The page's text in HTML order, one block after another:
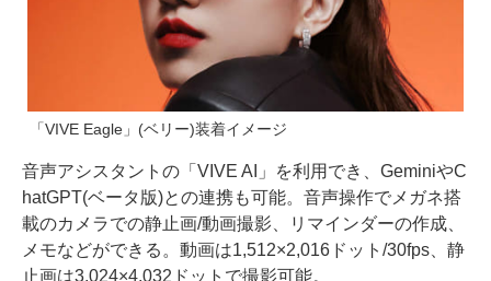
「VIVE Eagle」(ベリー)装着イメージ
音声アシスタントの「VIVE AI」を利用でき、GeminiやC
hatGPT(ベータ版)との連携も可能。音声操作でメガネ搭
載のカメラでの静止画/動画撮影、リマインダーの作成、
メモなどができる。動画は1,512×2,016ドット/30fps、静
止画は3,024×4,032ドットで撮影可能。